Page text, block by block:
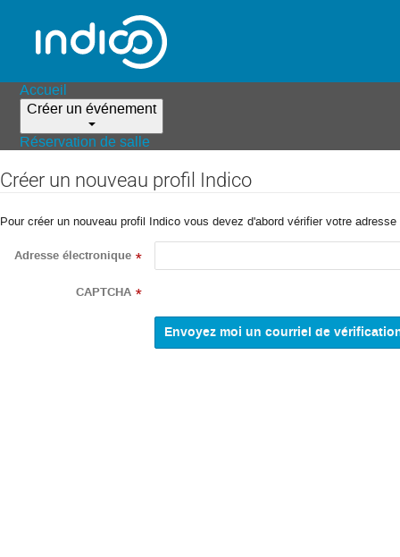
Accueil
Créer un événement
Réservation de salle
Créer un nouveau profil Indico
Pour créer un nouveau profil Indico vous devez d'abord vérifier votre
Adresse électronique *
CAPTCHA *